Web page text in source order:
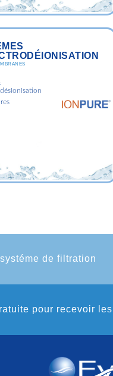
de filtration
pour recevoir